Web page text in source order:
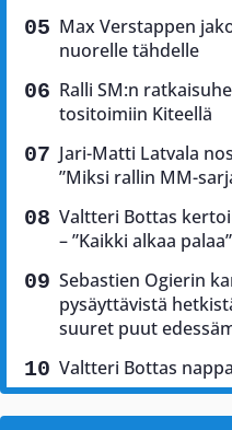
Max Verstappen
nuorelle tähdelle
Ralli SM:n
tositoimiin Kiteellä
Jari-Matti Latvala
”Miksi rallin MM-
Valtteri Bottas
– ”Kaikki alkaa palaa”
Sebastien Ogierin
pysäyttävistä
suuret puut
Valtteri Bottas